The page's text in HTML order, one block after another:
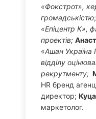
«Фокстрот»,
громадськістю;
«Епіцентр К»,
проектів;
«Ашан Україна
відділу
рекрутменту;
HR бренд
директор;
маркетолог.